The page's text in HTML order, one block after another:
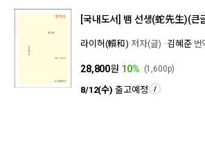
[국내도서] 뱀 선생(蛇先生)(큰
라이허(賴和) 저자(글) 김혜준 번
28,800원 10% (1,600p)
8/12(수) 출고예정